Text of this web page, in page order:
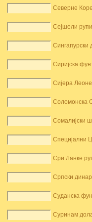
Северне
Сејшели
Сингапурски
Сиријска
Сијера
Соломонска
Сомалијски
Специјални
Сри Ланке
Српски
Суданска
Суринам